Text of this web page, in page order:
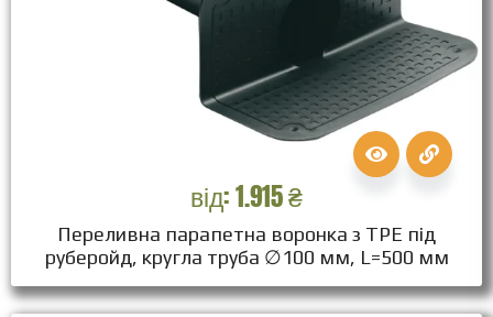
від:1.915₴
Переливна парапетна воронка з ТPЕ під
руберойд, кругла труба ∅100 мм, L=500 мм